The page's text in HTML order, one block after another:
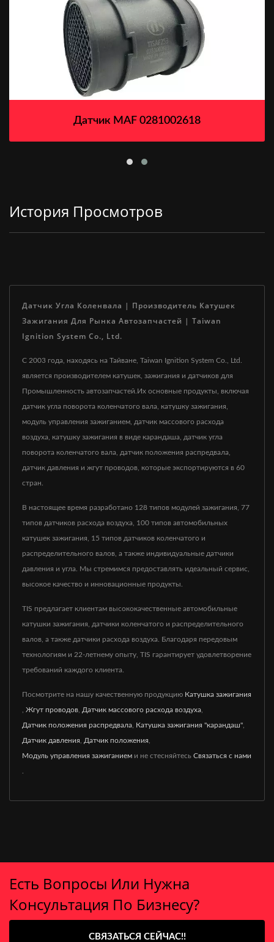
Датчик MAF 0281002618
История Просмотров
Датчик Угла Коленвала | Производитель Катушек
Зажигания Для Рынка Автозапчастей | Taiwan
Ignition System Co., Ltd.
С 2003 года, находясь на Тайване, Taiwan Ignition System Co., Ltd.
является производителем катушек, зажигания и датчиков для
Промышленность автозапчастей.Их основные продукты, включая
датчик угла поворота коленчатого вала, катушку зажигания,
модуль управления зажиганием, датчик массового расхода
воздуха, катушку зажигания в виде карандаша, датчик угла
поворота коленчатого вала, датчик положения распредвала,
датчик давления и жгут проводов, которые экспортируются в 60
стран.
В настоящее время разработано 128 типов модулей зажигания, 77
типов датчиков расхода воздуха, 100 типов автомобильных
катушек зажигания, 15 типов датчиков коленчатого и
распределительного валов, а также индивидуальные датчики
давления и угла. Мы стремимся предоставлять идеальный сервис,
высокое качество и инновационные продукты.
TIS предлагает клиентам высококачественные автомобильные
катушки зажигания, датчики коленчатого и распределительного
валов, а также датчики расхода воздуха. Благодаря передовым
технологиям и 22-летнему опыту, TIS гарантирует удовлетворение
требований каждого клиента.
Посмотрите на нашу качественную продукцию Катушка зажигания
Жгут проводов Датчик массового расхода воздуха
Датчик положения распредвала Катушка зажигания "карандаш"
Датчик давления Датчик положения
Модуль управления зажиганием и не стесняйтесь Связаться с нами
Есть Вопросы Или Нужна
Консультация По Бизнесу?
СВЯЗАТЬСЯ СЕЙЧАС!!